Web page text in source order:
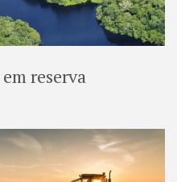
reserva